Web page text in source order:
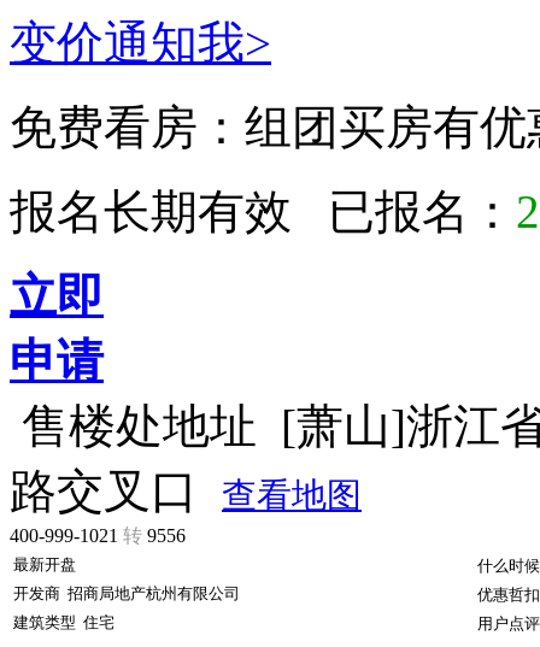
变价通知我>
免费看房： 组团买房有
报名长期有效 已报名：
立即
申请
售楼处地址 [萧山]浙江
路交叉口
查看地图
400-999-1021 转 9556
最新开盘
什么时
开发商 招商局地产杭州有限公司
优惠哲扣
建筑类型 住宅 用户点评